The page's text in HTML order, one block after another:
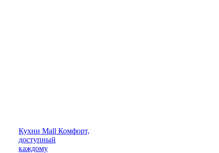
Кухни Mall Комфорт,
доступный
каждому